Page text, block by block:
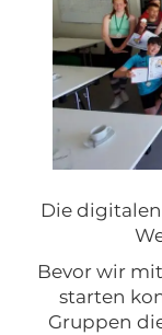
Die
Bevor wir
starten
Gruppen